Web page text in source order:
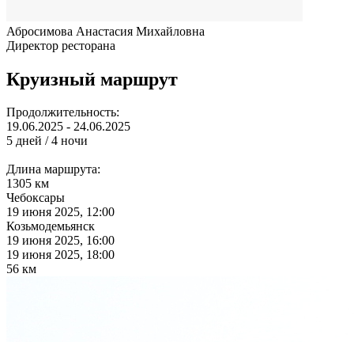
Абросимова Анастасия Михайловна
Директор ресторана
Круизный маршрут
Продолжительность:
19.06.2025 - 24.06.2025
5 дней / 4 ночи
Длина маршрута:
1305 км
Чебоксары
19 июня 2025, 12:00
Козьмодемьянск
19 июня 2025, 16:00
19 июня 2025, 18:00
56 км